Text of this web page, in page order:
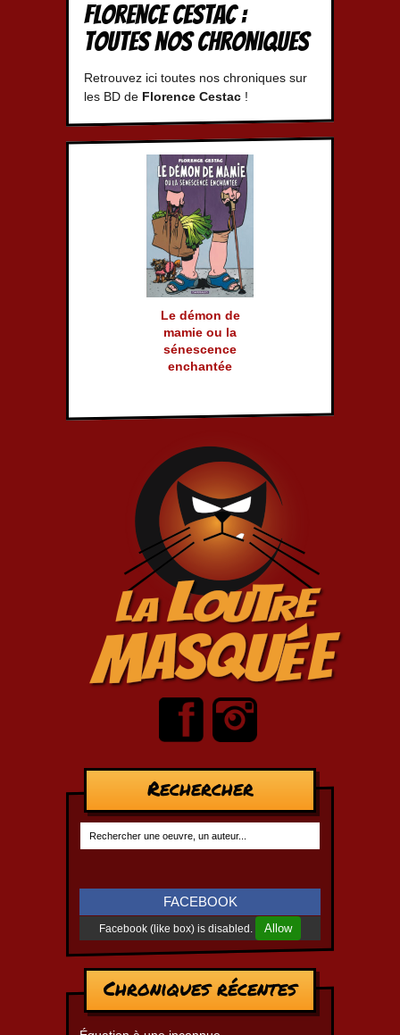
Florence Cestac :
Toutes nos chroniques
Retrouvez ici toutes nos chroniques sur
les BD de Florence Cestac !
Le démon de
mamie ou la
sénescence
enchantée
Rechercher
FACEBOOK
Facebook (like box) is disabled. Allow
Chroniques récentes